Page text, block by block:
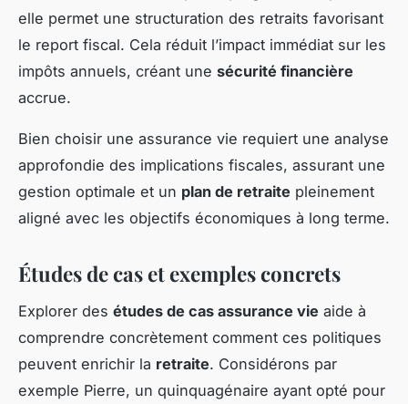
elle permet une structuration des retraits favorisant
le report fiscal. Cela réduit l’impact immédiat sur les
impôts annuels, créant une sécurité financière
accrue.
Bien choisir une assurance vie requiert une analyse
approfondie des implications fiscales, assurant une
gestion optimale et un plan de retraite pleinement
aligné avec les objectifs économiques à long terme.
Études de cas et exemples concrets
Explorer des études de cas assurance vie aide à
comprendre concrètement comment ces politiques
peuvent enrichir la retraite. Considérons par
exemple Pierre, un quinquagénaire ayant opté pour